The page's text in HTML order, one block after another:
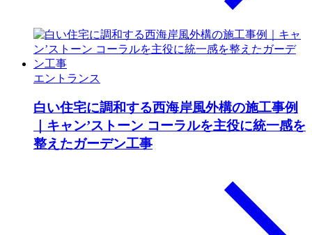
エントランス
白い住宅に調和する西海岸風外構の施工事例
｜キャン’ストーン コーラルを主役に統一感を
整えたガーデン工事